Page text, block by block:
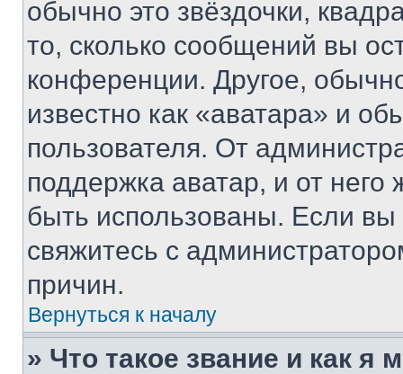
обычно это звёздочки,
то, сколько сообщений вы
конференции. Другое,
известно как «аватара» и
пользователя. От
поддержка аватар, и от него
быть использованы. Если
свяжитесь с
причин.
Вернуться к началу
» Что такое звание и как я